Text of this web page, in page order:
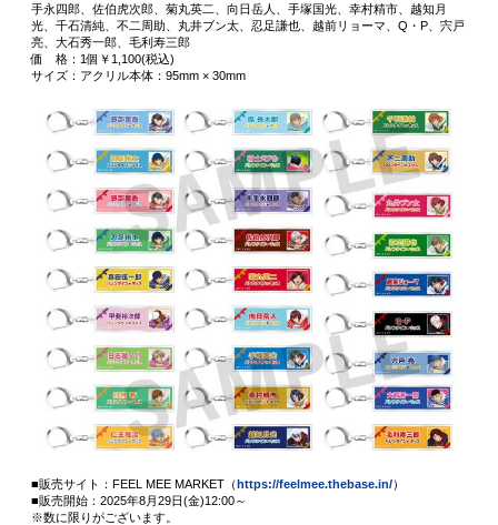
手永四郎、佐伯虎次郎、菊丸英二、向日岳人、手塚国光、幸村精市、越知月
光、千石清純、不二周助、丸井ブン太、忍足謙也、越前リョーマ、Q・P、宍戸
亮、大石秀一郎、毛利寿三郎
価 格：1個￥1,100(税込)
サイズ：アクリル本体：95mm × 30mm
■販売サイト：FEEL MEE MARKET（https://feelmee.thebase.in/）
■販売開始：2025年8月29日(金)12:00～
※数に限りがございます。